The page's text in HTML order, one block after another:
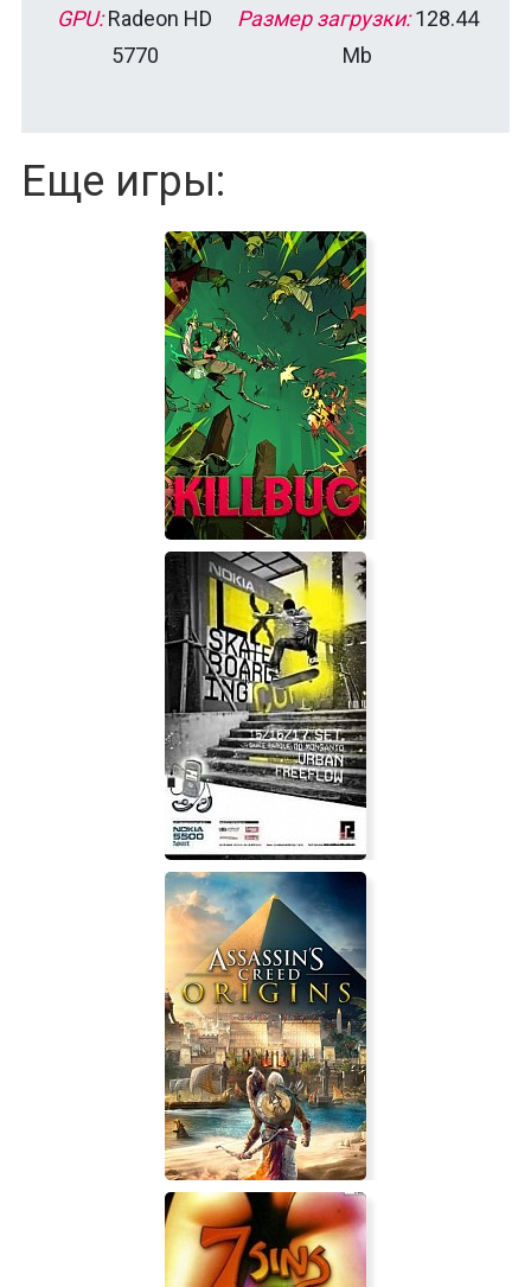
GPU:Radeon HD
5770
Размер загрузки:128.44
Mb
Еще игры:
KILLBUG
Skateboarding Urban Tales